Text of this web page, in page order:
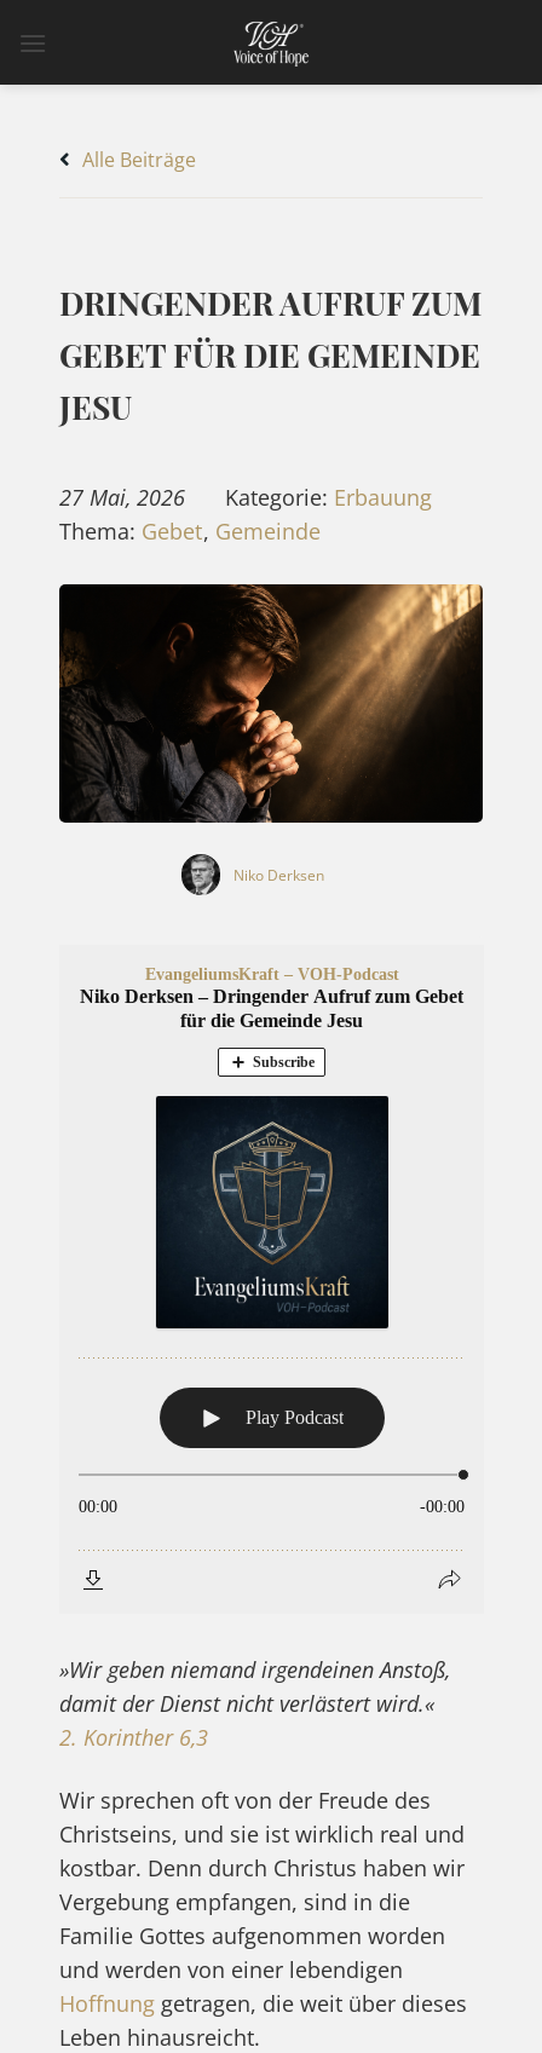
Inhalt
Alle Beiträge
DRINGENDER AUFRUF ZUM
GEBET FÜR DIE GEMEINDE
JESU
27 Mai, 2026 Kategorie: Erbauung
Thema: Gebet, Gemeinde
Niko Derksen
»Wir geben niemand irgendeinen Anstoß,
damit der Dienst nicht verlästert wird.«
2. Korinther 6,3
Wir sprechen oft von der Freude des
Christseins, und sie ist wirklich real und
kostbar. Denn durch Christus haben wir
Vergebung empfangen, sind in die
Familie Gottes aufgenommen worden
und werden von einer lebendigen
Hoffnunggetragen, die weit über dieses
Leben hinausreicht.